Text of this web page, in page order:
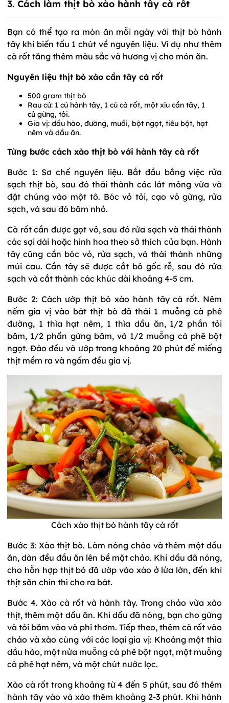
3. Cách làm thịt bò xào hành tây cà rốt
Bạn có thể tạo ra món ăn mỗi ngày với thịt bò hành
tây khi biến tấu 1 chút về nguyên liệu. Ví dụ như thêm
cà rốt tăng thêm màu sắc và hương vị cho món ăn.
Nguyên liệu thịt bò xào cần tây cà rốt
500 gram thịt bò
Rau củ: 1 củ hành tây, 1 củ cà rốt, một xíu cần tây, 1
củ gừng, tỏi.
Gia vị: dầu hào, đường, muối, bột ngọt, tiêu bột, hạt
nêm và dầu ăn.
Từng bước cách xào thịt bò với hành tây cà rốt
Bước 1: Sơ chế nguyên liệu. Bắt đầu bằng việc rửa
sạch thịt bò, sau đó thái thành các lát mỏng vừa và
đặt chúng vào một tô. Bóc vỏ tỏi, cạo vỏ gừng, rửa
sạch, và sau đó băm nhỏ.
Cà rốt cần được gọt vỏ, sau đó rửa sạch và thái thành
các sợi dài hoặc hình hoa theo sở thích của bạn. Hành
tây cũng cần bóc vỏ, rửa sạch, và thái thành những
múi cau. Cần tây sẽ được cắt bỏ gốc rễ, sau đó rửa
sạch và cắt thành các khúc dài khoảng 4-5 cm.
Bước 2: Cách ướp thịt bò xào hành tây cà rốt. Nêm
nếm gia vị vào bát thịt bò đã thái 1 muỗng cà phê
đường, 1 thìa hạt nêm, 1 thìa dầu ăn, 1/2 phần tỏi
băm, 1/2 phần gừng băm, và 1/2 muỗng cà phê bột
ngọt. Đảo đều và ướp trong khoảng 20 phút để miếng
thịt mềm ra và ngấm đều gia vị.
Cách xào thịt bò hành tây cà rốt
Bước 3: Xào thịt bò. Làm nóng chảo và thêm một dầu
ăn, dàn đều đầu ăn lên bề mặt chảo. Khi dầu đã nóng,
cho hỗn hợp thịt bò đã ướp vào xào ở lửa lớn, đến khi
thịt săn chín thì cho ra bát.
Bước 4. Xào cà rốt và hành tây. Trong chảo vừa xào
thịt, thêm một dầu ăn. Khi dầu đã nóng, bạn cho gừng
và tỏi băm vào và phi thơm. Tiếp theo, thêm cà rốt vào
chảo và xào cùng với các loại gia vị: Khoảng một thìa
dầu hào, một nửa muỗng cà phê bột ngọt, một muỗng
cà phê hạt nêm, và một chút nước lọc.
Xào cà rốt trong khoảng từ 4 đến 5 phút, sau đó thêm
hành tây vào và xào thêm khoảng 2-3 phút. Khi hành